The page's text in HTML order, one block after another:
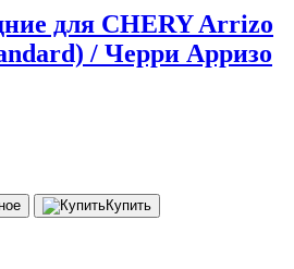
для CHERY Arrizo
/ Черри Арризо
Купить